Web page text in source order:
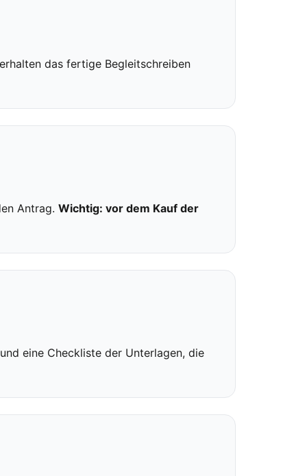
das fertige Begleitschreiben
Antrag. Wichtig: vor dem Kauf der
eine Checkliste der Unterlagen, die